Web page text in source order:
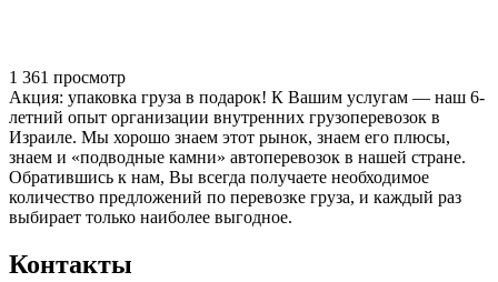
1 361 просмотр
Акция: упаковка груза в подарок! К Вашим услугам — наш 6-
летний опыт организации внутренних грузоперевозок в
Израиле. Мы хорошо знаем этот рынок, знаем его плюсы,
знаем и «подводные камни» автоперевозок в нашей стране.
Обратившись к нам, Вы всегда получаете необходимое
количество предложений по перевозке груза, и каждый раз
выбирает только наиболее выгодное.
Контакты